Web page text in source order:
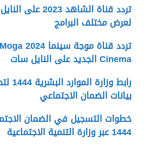
تردد قناة الشاهد 2023
لعرض مختلف البرامج
تردد قناة موجة سينما 2024 Moga
Cinema الجديد على النايل سات
رابط
بيانات الضمان الاجتماعي
خطوات التسجيل في الضمان
1444 عبر وزارة التنمية الاجتماعية